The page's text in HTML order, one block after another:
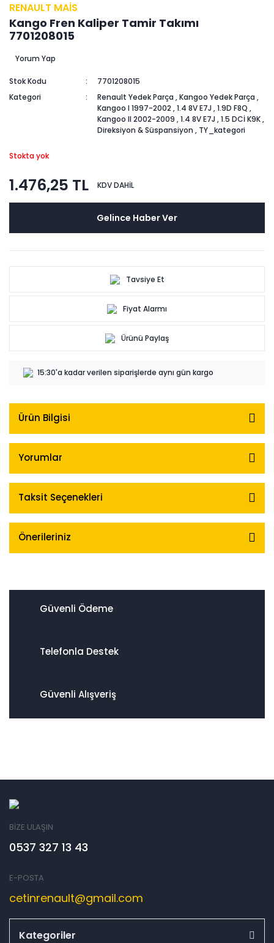
RENAULT MAİS
Kango Fren Kaliper Tamir Takımı
7701208015
Yorum Yap
Stok Kodu
7701208015
Kategori
Renault Yedek Parça ,Kangoo Yedek Parça ,
Kangoo I 1997-2002 ,1.4 8V E7J,1.9D F8Q ,
Kangoo II 2002-2009 ,1.4 8V E7J,1.5 DCİ K9K,
Direksiyon & Süspansiyon , TY_kategori
Stokta yok
1.476,25 TL KDV DAHİL
Gelince Haber Ver
Tavsiye Et
Fiyat Alarmı
Ürünü Paylaş
15:30'a kadar verilen siparişlerde aynı gün kargo
Ürün Bilgisi
Yorumlar
Taksit Seçenekleri
Önerileriniz
Güvenli Ödeme
Telefonla Destek
Güvenli Alışveriş
BİZE ULAŞIN
0537 327 13 43
E-POSTA
cetinrenault@gmail.com
Kategoriler